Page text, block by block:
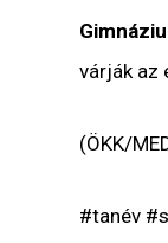
várják az
(ÖKK/
#tanév